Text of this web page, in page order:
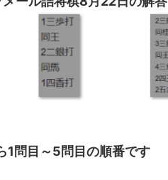
1問目～5問目の順番です